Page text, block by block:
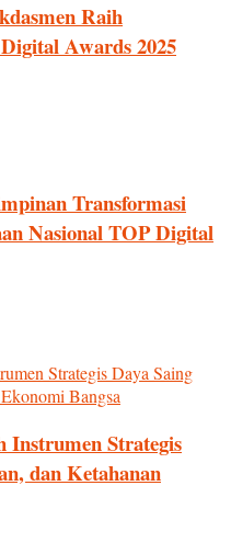
Raih
Awards 2025
Transformasi
Nasional TOP Digital
Strategis
dan Ketahanan